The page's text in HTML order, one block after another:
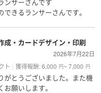
ンサーさんです
きるランサーさんです。
成・カードデザイン・印刷
2026年7月22日
ト 獲得報酬: 6,000 円~ 7,000 円
がとうございました。また機
願いします。